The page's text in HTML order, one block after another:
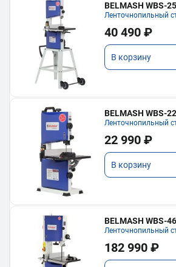
BELMASH WBS-
Ленточнопильный
40 490 ₽
В корзину
BELMASH WBS-
Ленточнопильный
22 990 ₽
В корзину
BELMASH WBS-
Ленточнопильный
182 990 ₽